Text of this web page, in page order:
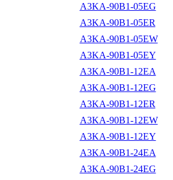
A3KA-90B1-05EG
A3KA-90B1-05ER
A3KA-90B1-05EW
A3KA-90B1-05EY
A3KA-90B1-12EA
A3KA-90B1-12EG
A3KA-90B1-12ER
A3KA-90B1-12EW
A3KA-90B1-12EY
A3KA-90B1-24EA
A3KA-90B1-24EG